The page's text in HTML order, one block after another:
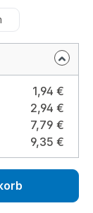
1,94 €
2,94 €
7,79 €
9,35 €
Wert